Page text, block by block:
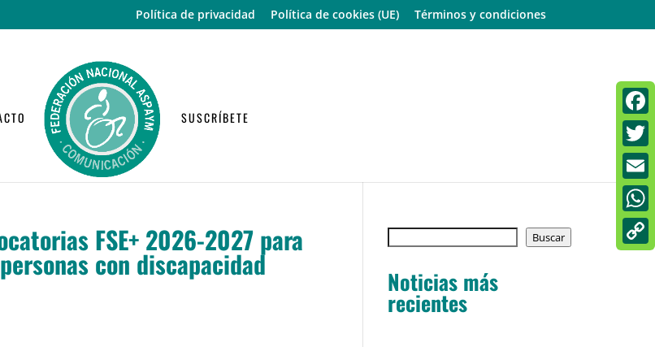
Política de privacidad Política de cookies (UE) Términos y condiciones
SUSCRÍBETE
FSE+ 2026-2027 para
con discapacidad
Buscar
Noticias más
recientes
Email